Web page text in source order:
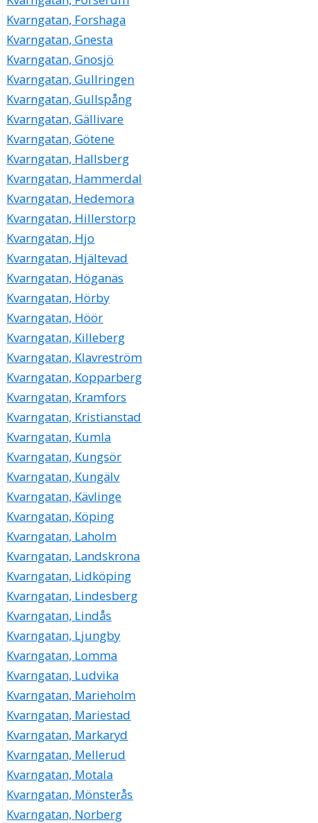
Kvarngatan, Forshaga
Kvarngatan, Gnesta
Kvarngatan, Gnosjö
Kvarngatan, Gullringen
Kvarngatan, Gullspång
Kvarngatan, Gällivare
Kvarngatan, Götene
Kvarngatan, Hallsberg
Kvarngatan, Hammerdal
Kvarngatan, Hedemora
Kvarngatan, Hillerstorp
Kvarngatan, Hjo
Kvarngatan, Hjältevad
Kvarngatan, Höganäs
Kvarngatan, Hörby
Kvarngatan, Höör
Kvarngatan, Killeberg
Kvarngatan, Klavreström
Kvarngatan, Kopparberg
Kvarngatan, Kramfors
Kvarngatan, Kristianstad
Kvarngatan, Kumla
Kvarngatan, Kungsör
Kvarngatan, Kungälv
Kvarngatan, Kävlinge
Kvarngatan, Köping
Kvarngatan, Laholm
Kvarngatan, Landskrona
Kvarngatan, Lidköping
Kvarngatan, Lindesberg
Kvarngatan, Lindås
Kvarngatan, Ljungby
Kvarngatan, Lomma
Kvarngatan, Ludvika
Kvarngatan, Marieholm
Kvarngatan, Mariestad
Kvarngatan, Markaryd
Kvarngatan, Mellerud
Kvarngatan, Motala
Kvarngatan, Mönsterås
Kvarngatan, Norberg